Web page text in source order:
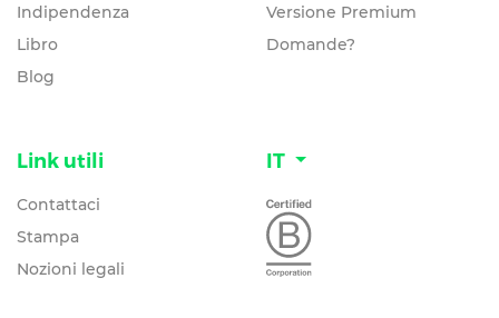
Indipendenza
Libro
Blog
Versione Premium
Domande?
Link utili
Contattaci
Stampa
Nozioni legali
IT